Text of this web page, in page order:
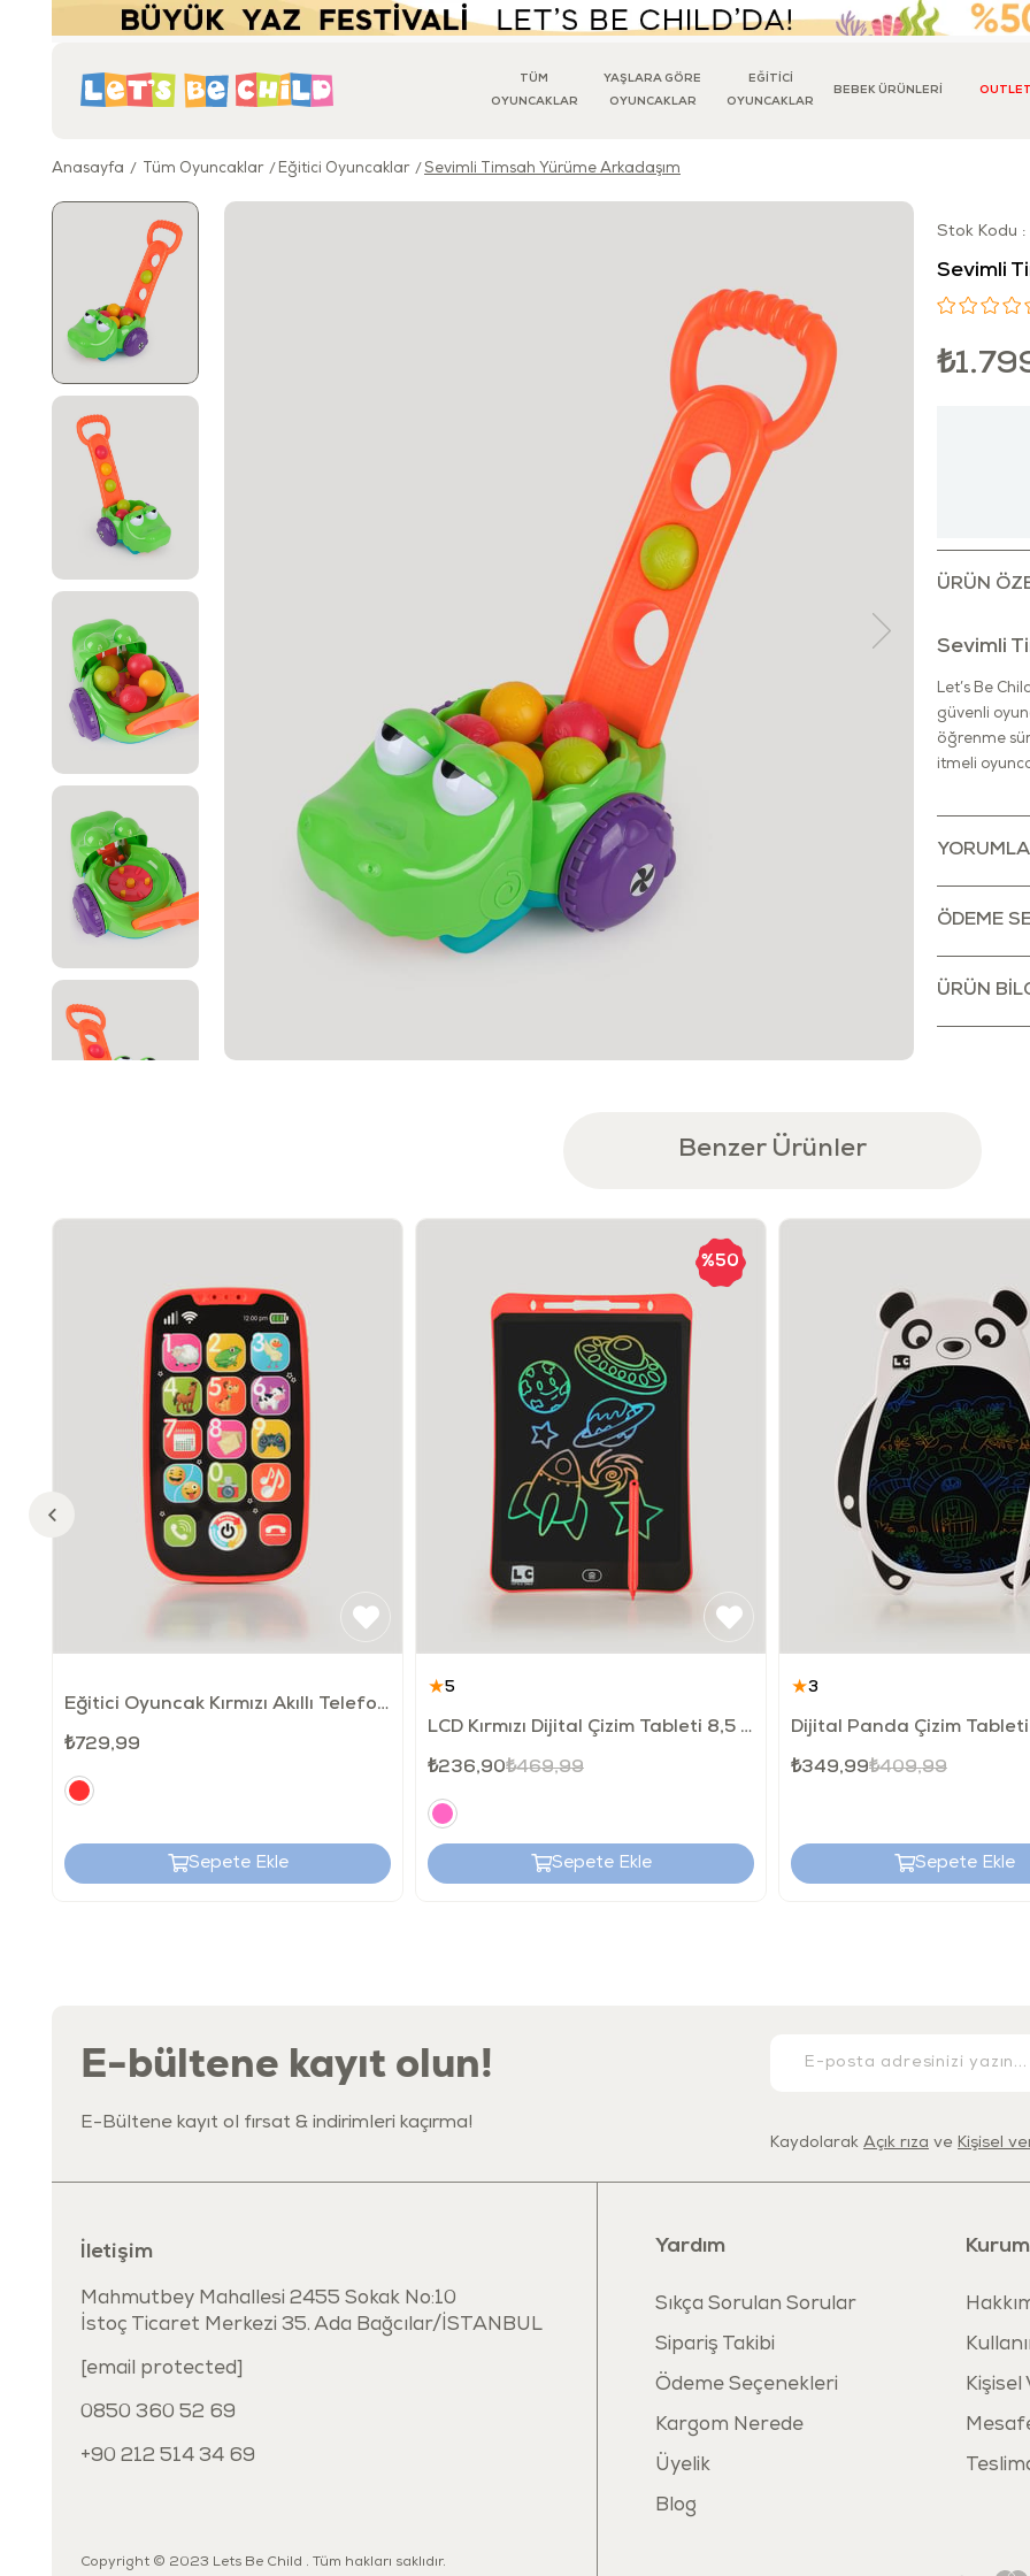
TÜM
OYUNCAKLAR
YAŞLARA GÖRE
OYUNCAKLAR
EĞİTİCİ
OYUNCAKLAR
BEBEK ÜRÜNLERİ OUTLET
Anasayfa Tüm Oyuncaklar Eğitici Oyuncaklar Sevimli Timsah Yürüme Arkadaşım
Stok Kodu
Sevimli
ÜRÜN
Sevimli
Let’s Be
güvenli
öğrenme
itmeli
eğlenceli
Oyun
geçiş
Ürün Ne
Bu oyuncak,
hareketiyle
toplar
süresi
Kimler
12 ay
Teknik
üretilmiştir.
ve ftalat
ÖDEME
ÜRÜN
Benzer Ürünler
Eğitici Oyuncak Kırmızı Akıllı Telefonum
₺729,99
Sepete Ekle
★5
LCD Kırmızı Dijital Çizim Tableti 8,5 İnç
₺236,90₺469,99
Sepete Ekle
%50
★3
Dijital Panda Çizim
₺349,99₺409,99
Sepete Ekle
E-bültene kayıt olun!
E-Bültene kayıt ol fırsat & indirimleri kaçırma!
Kaydolarak Açık rıza ve Kişisel
İletişim
Mahmutbey Mahallesi 2455 Sokak No:10
İstoç Ticaret Merkezi 35. Ada Bağcılar/İSTANBUL
[email protected]
0850 360 52 69
+90 212 514 34 69
Copyright © 2023 Lets Be Child . Tüm hakları saklıdır.
Yardım
Sıkça Sorulan Sorular
Sipariş Takibi
Ödeme Seçenekleri
Kargom Nerede
Üyelik
Blog
Kişisel